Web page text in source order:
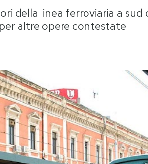
della linea ferroviaria a sud
altre opere contestate